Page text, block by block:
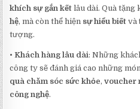
khích sự gắn kết lâu dài. Quà tặng
hệ, mà còn thể hiện sự hiểu biết và
tượng.
•Khách hàng lâu dài: Những
công ty sẽ đánh giá cao những
quà chăm sóc sức khỏe,voucher
công nghệ.